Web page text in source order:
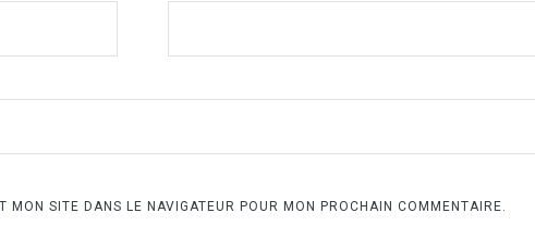
MON SITE DANS LE NAVIGATEUR POUR MON PROCHAIN COMMENTAIRE.